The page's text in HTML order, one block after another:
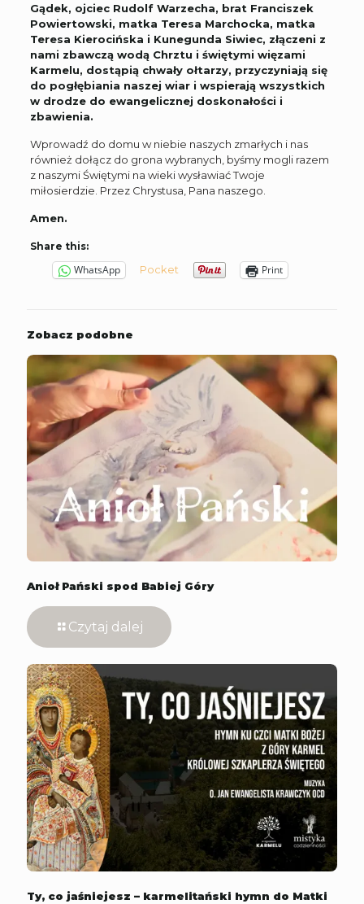
Gądek, ojciec Rudolf Warzecha, brat Franciszek
Powiertowski, matka Teresa Marchocka, matka
Teresa Kierocińska i Kunegunda Siwiec, złączeni z
nami zbawczą wodą Chrztu i świętymi więzami
Karmelu, dostąpią chwały ołtarzy, przyczyniają się
do pogłębiania naszej wiar i wspierają wszystkich
w drodze do ewangelicznej doskonałości i
zbawienia.
Wprowadź do domu w niebie naszych zmarłych i nas
również dołącz do grona wybranych, byśmy mogli razem
z naszymi Świętymi na wieki wysławiać Twoje
miłosierdzie. Przez Chrystusa, Pana naszego.
Amen.
Share this:
WhatsApp Pocket Print
Zobacz podobne
Anioł Pański spod Babiej Góry
Czytaj dalej
Ty, co jaśniejesz – karmelitański hymn do Matki